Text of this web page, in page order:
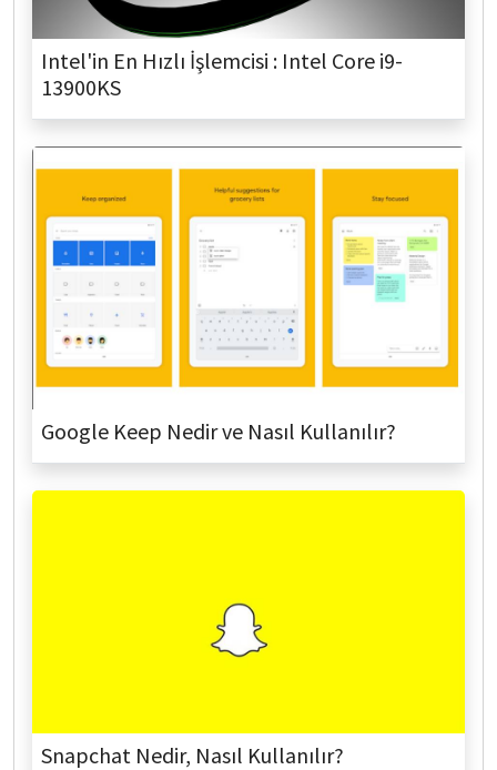
Intel'in En Hızlı İşlemcisi : Intel Core i9-
13900KS
Google Keep Nedir ve Nasıl Kullanılır?
Snapchat Nedir, Nasıl Kullanılır?